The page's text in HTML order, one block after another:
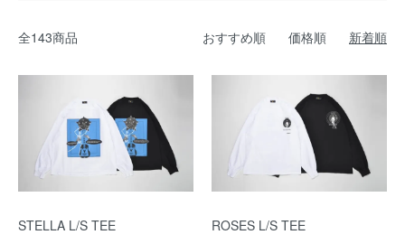
全143商品 おすすめ順 価格順 新着順
STELLA L/S TEE
ROSES L/S TEE